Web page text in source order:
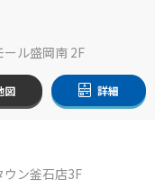
ル盛岡南 2F
図 詳細
ン釜石店3F